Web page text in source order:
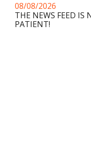
08/08/2026
THE NEWS FEED IS
PATIENT!